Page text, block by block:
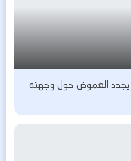
يجدد الغموض حول وجهته